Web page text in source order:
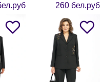
260 бел.руб